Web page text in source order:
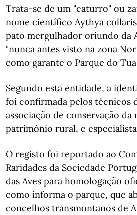
Trata-se de um "caturro" ou
nome científico Aythya
pato mergulhador oriundo da
"nunca antes visto na zona
como garante o Parque do
Segundo esta entidade, a
foi confirmada pelos técnicos
associação de conservação da
património rural, e
O registo foi reportado ao
Raridades da Sociedade
das Aves para homologação
como informa o parque, que
concelhos transmontanos de